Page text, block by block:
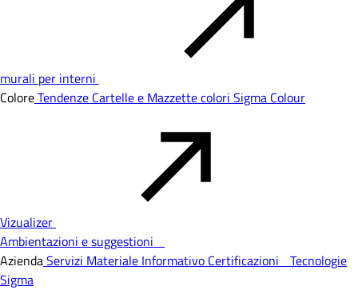
murali per interni
ColoreTendenze Cartelle e Mazzette colori Sigma Colour
Vizualizer
Ambientazioni e suggestioni
AziendaServizi Materiale Informativo Certificazioni Tecnologie
Sigma